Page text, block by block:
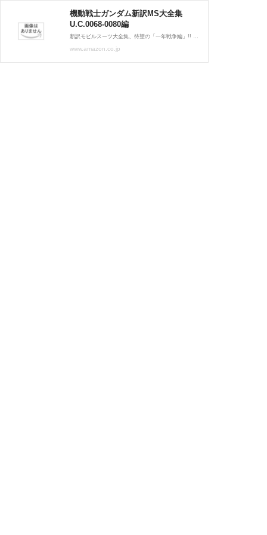
機動戦士ガンダム新訳MS大全集
U.C.0068-0080編
新訳モビルスーツ大全集、待望の「一年戦争編」!! 新訳モビルスーツ大全集、待望の「一年戦争編」!! 『機動戦士ガンダム』から『サンダーボルト』まで! アニメ、コミック、ゲームなど「一年戦争」を彩るメカニックが勢ぞろい。ファン必携の大全集、最新版!
www.amazon.co.jp